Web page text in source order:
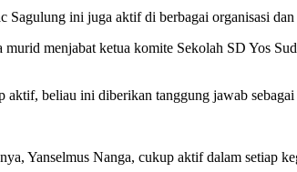
ini juga aktif di berbagai organisasi
menjabat ketua komite Sekolah SD Yos
beliau ini diberikan tanggung jawab
Yanselmus Nanga, cukup aktif dalam setiap